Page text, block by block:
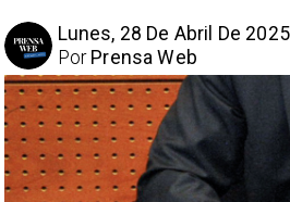
Lunes, 28 De Abril De
Prensa Web
Por